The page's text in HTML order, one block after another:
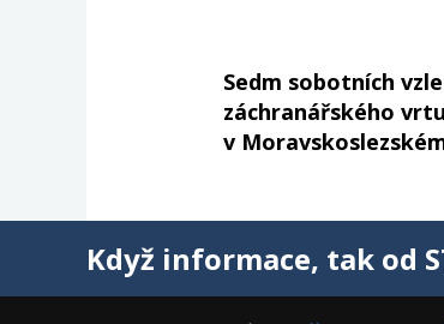
Sedm sobotních
záchranářského
v
Když informace, tak od